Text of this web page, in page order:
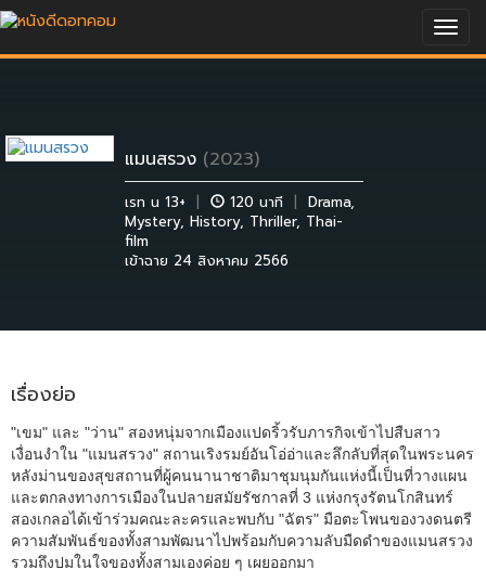
แมนสรวง (2023)
เรท น 13+ | 120 นาที | Drama,
Mystery, History, Thriller, Thai-
film
เข้าฉาย 24 สิงหาคม 2566
เรื่องย่อ
"เขม" และ "ว่าน" สองหนุ่มจากเมืองแปดริ้วรับภารกิจเข้าไปสืบสาว
เงื่อนงำใน "แมนสรวง" สถานเริงรมย์อันโอ่อ่าและลึกลับที่สุดในพระนคร
หลังม่านของสุขสถานที่ผู้คนนานาชาติมาชุมนุมกันแห่งนี้เป็นที่วางแผน
และตกลงทางการเมืองในปลายสมัยรัชกาลที่ 3 แห่งกรุงรัตนโกสินทร์
สองเกลอได้เข้าร่วมคณะละครและพบกับ "ฉัตร" มือตะโพนของวงดนตรี
ความสัมพันธ์ของทั้งสามพัฒนาไปพร้อมกับความลับมืดดำของแมนสรวง
รวมถึงปมในใจของทั้งสามเองค่อย ๆ เผยออกมา